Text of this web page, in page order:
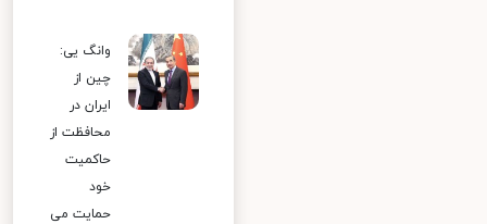
وانگ یی:
چین از
ایران در
محافظت از
حاکمیت
خود
حمایت می